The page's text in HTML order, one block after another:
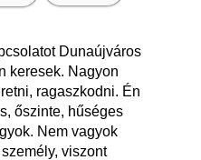
Dunaújváros
keresek. Nagyon
ragaszkodni. Én
őszinte, hűséges
Nem vagyok
viszont